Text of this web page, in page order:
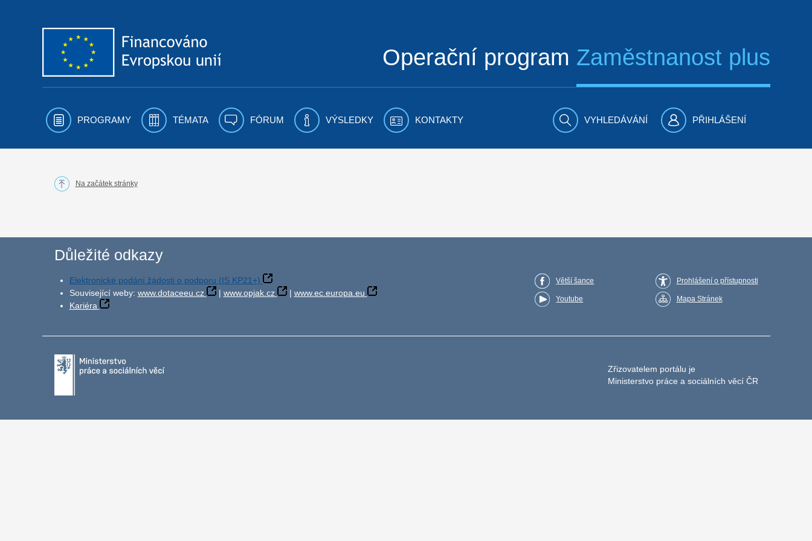
Operační program Zaměstnanost plus
PROGRAMY TÉMATA FÓRUM VÝSLEDKY KONTAKTY VYHLEDÁVÁNÍ PŘIHLÁŠENÍ
Na začátek stránky
Důležité odkazy
Elektronické podání žádosti o podporu (IS KP21+)
Související weby: www.dotaceeu.cz | www.opjak.cz | www.ec.europa.eu
Kariéra
Větší šance
Youtube
Prohlášení o přístupnosti
Mapa Stránek
Zřizovatelem portálu je
Ministerstvo práce a sociálních věcí ČR